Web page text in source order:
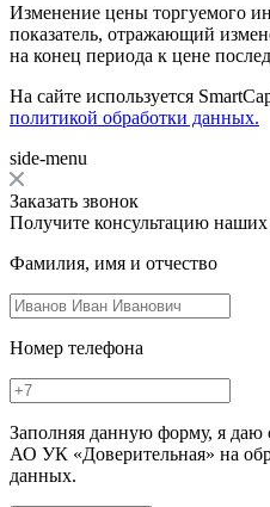
Изменение цены торгуемого
показатель, отражающий
на конец периода к цене
На сайте используется
политикой обработки данных.
side-menu
Заказать звонок
Получите консультацию наших
Фамилия, имя и отчество
Номер телефона
Заполняя данную форму, я даю
АО УК «Доверительная» на
данных.